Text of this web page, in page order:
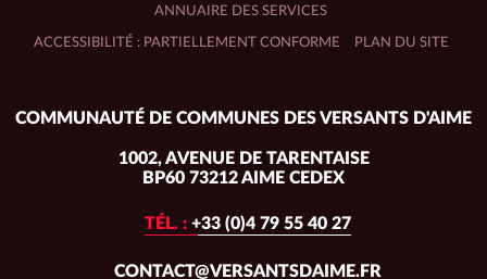
ANNUAIRE DES SERVICES
ACCESSIBILITÉ : PARTIELLEMENT CONFORME PLAN DU SITE
Adresse
COMMUNAUTÉ DE COMMUNES DES VERSANTS D'AIME
1002, AVENUE DE TARENTAISE
BP60 73212 AIME CEDEX
TÉL. :+33 (0)4 79 55 40 27
CONTACT@VERSANTSDAIME.FR